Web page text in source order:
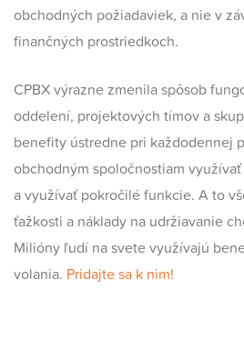
obchodných požiadaviek, a nie v
finančných prostriedkoch.
CPBX výrazne zmenila spôsob
oddelení, projektových tímov a
benefity ústredne pri každodennej
obchodným spoločnostiam
a využívať pokročilé funkcie. A to
ťažkosti a náklady na udržiavanie
Milióny ľudí na svete využívajú
volania. Pridajte sa k nim!